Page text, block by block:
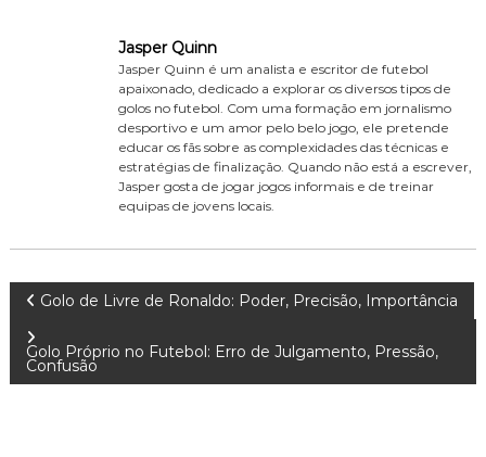
Jasper Quinn
Jasper Quinn é um analista e escritor de futebol
apaixonado, dedicado a explorar os diversos tipos de
golos no futebol. Com uma formação em jornalismo
desportivo e um amor pelo belo jogo, ele pretende
educar os fãs sobre as complexidades das técnicas e
estratégias de finalização. Quando não está a escrever,
Jasper gosta de jogar jogos informais e de treinar
equipas de jovens locais.
P
o
Golo de Livre de Ronaldo: Poder, Precisão, Importância
Golo Próprio no Futebol: Erro de Julgamento, Pressão,
Confusão